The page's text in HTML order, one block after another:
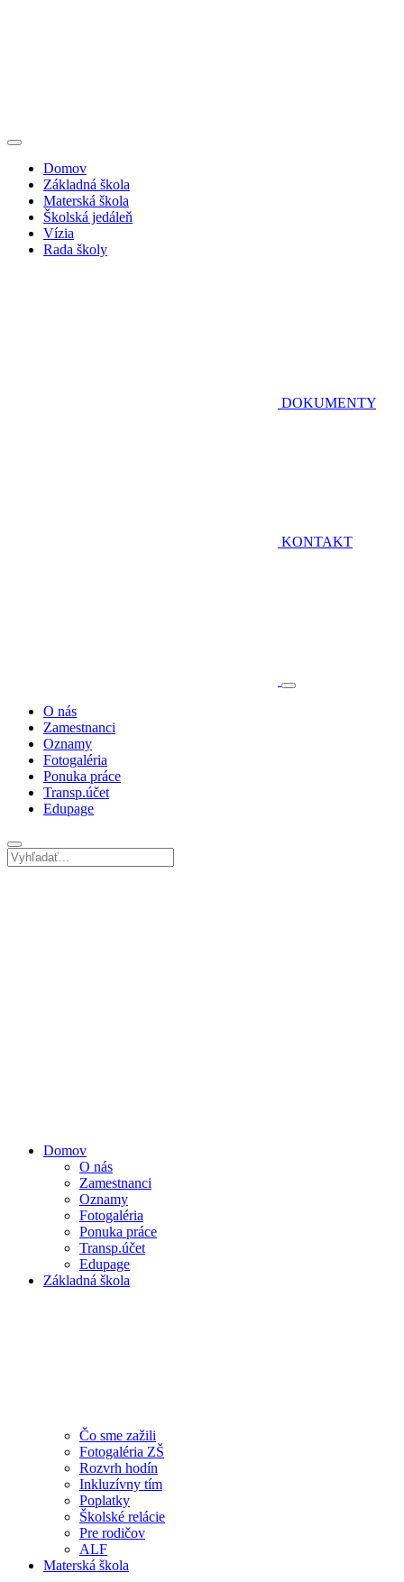
Domov
Základná škola
Materská škola
Školská jedáleň
Vízia
Rada školy
DOKUMENTY
KONTAKT
O nás
Zamestnanci
Oznamy
Fotogaléria
Ponuka práce
Transp.účet
Edupage
Domov
O nás
Zamestnanci
Oznamy
Fotogaléria
Ponuka práce
Transp.účet
Edupage
Základná škola
Čo sme zažili
Fotogaléria ZŠ
Rozvrh hodín
Inkluzívny tím
Poplatky
Školské relácie
Pre rodičov
ALF
Materská škola